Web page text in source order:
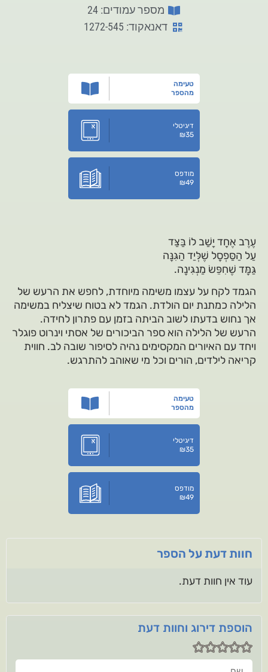
מספר עמודים: 24
דאנאקוד: 1272-545
טעימה
מהספר
דיגיטלי
₪35
מודפס
₪49
עֶרֶב אֶחָד יָשַׁב לוֹ בַּצַּד
עַל הַסַּפְסָל שֶׁלְּיַד הַגִּנָּה
גַּמָּד שֶׁחִפֵּשׂ מַנְגִּינָה.
הגמד לקח על עצמו משימה מיוחדת, לחפש את הרעש של
הלילה כמתנת יום הולדת. הגמד לא בטוח שיצליח במשימה
אך נחוש בדעתו לשוב הביתה בזמן עם פתרון לחידה.
הרעש של הלילה הוא ספר הביכורים של אסתי וינרוט פוגלר
ויחד עם האיורים המקסימים נהיה לסיפור שובה לב. חווית
קריאה לילדים, הורים וכל מי שאוהב להתרגש.
טעימה
מהספר
דיגיטלי
₪35
מודפס
₪49
חוות דעת על הספר
עוד אין חוות דעת.
הוספת דירוג וחוות דעת
שם